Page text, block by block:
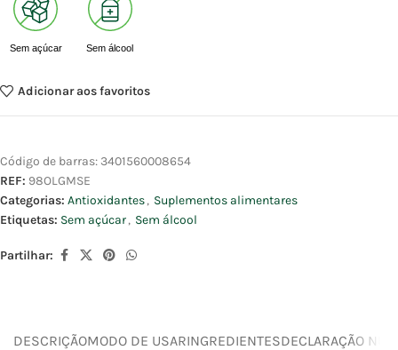
Sem açúcar Sem álcool
Adicionar aos favoritos
Código de barras: 3401560008654
REF: 98OLGMSE
Categorias: Antioxidantes, Suplementos alimentares
Etiquetas: Sem açúcar, Sem álcool
Partilhar:
DESCRIÇÃOMODO DE USARINGREDIENTESDECLARAÇÃO